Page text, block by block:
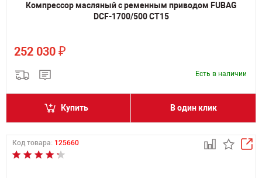
Компрессор масляный с ременным приводом FUBAG
DCF-1700/500 СТ15
252 030 ₽
Есть в наличии
Купить В один клик
Код товара: 125660